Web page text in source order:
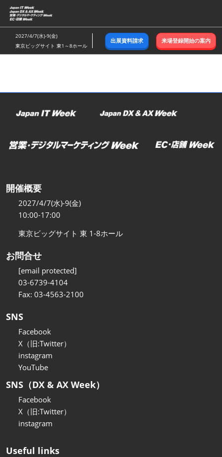
ス
キ
ッ
し
む
2027/4/7(水)-9(金)
東京ビッグサイト 東1～8ホール
出展資料請求 来場登録開始の案内
開催概要
2027/4/7(水)-9(金)
10:00-17:00
東京ビッグサイト 東 1-8ホール
お問合せ
[email protected]
03-6739-4104
Fax: 03-4563-2100
SNS
Facebook
X（旧:Twitter）
instagram
YouTube
SNS（DX & AX Week）
Facebook
X（旧:Twitter）
instagram
Useful links